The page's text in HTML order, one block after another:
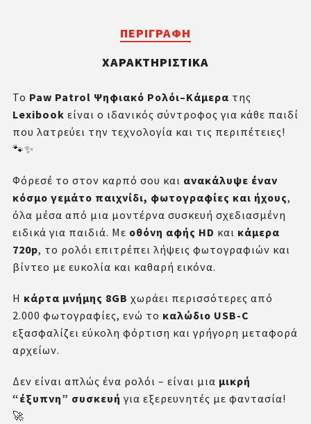
ΠΕΡΙΓΡΑΦΉ
ΧΑΡΑΚΤΗΡΙΣΤΙΚΆ
Το Paw Patrol Ψηφιακό Ρολόι–Κάμερα της
Lexibook είναι ο ιδανικός σύντροφος για κάθε παιδί
που λατρεύει την τεχνολογία και τις περιπέτειες!
🐾✨
Φόρεσέ το στον καρπό σου και ανακάλυψε έναν
κόσμο γεμάτο παιχνίδι, φωτογραφίες και ήχους,
όλα μέσα από μια μοντέρνα συσκευή σχεδιασμένη
ειδικά για παιδιά. Με οθόνη αφής HD και κάμερα
720p, το ρολόι επιτρέπει λήψεις φωτογραφιών και
βίντεο με ευκολία και καθαρή εικόνα.
Η κάρτα μνήμης 8GB χωράει περισσότερες από
2.000 φωτογραφίες, ενώ το καλώδιο USB-C
εξασφαλίζει εύκολη φόρτιση και γρήγορη μεταφορά
αρχείων.
Δεν είναι απλώς ένα ρολόι – είναι μια μικρή
“έξυπνη” συσκευή για εξερευνητές με φαντασία!
🚀